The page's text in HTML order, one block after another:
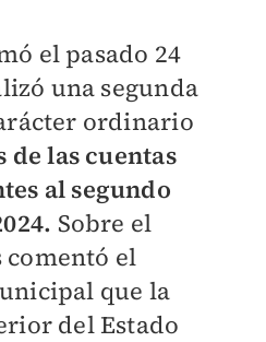
el pasado 24
una segunda
ordinario
de las cuentas
al segundo
Sobre el
comentó el
que la
del Estado